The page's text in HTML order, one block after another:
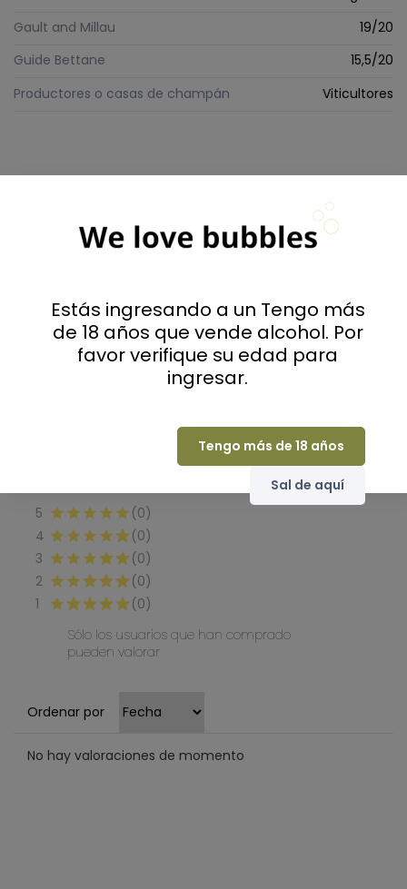
Gault and Millau
19/20
Guide Bettane
15,5/20
Productores o casas de champán
Viticultores
Comentarios
Todos los comentarios de
la tienda
Valoraciones
Seleccione una fila a continuación para filtrar
5
(0)
4
(0)
3
(0)
2
(0)
1
(0)
Sólo los usuarios que han comprado
pueden valorar
Ordenar por
No hay valoraciones de momento
Estás ingresando a un Tengo más
de 18 años que vende alcohol. Por
favor verifique su edad para
ingresar.
Tengo más de 18 años
Sal de aquí